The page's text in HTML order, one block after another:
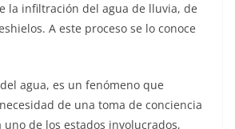
la infiltración del agua de lluvia, de
A este proceso se lo conoce
agua, es un fenómeno que
de una toma de conciencia
de los estados involucrados,